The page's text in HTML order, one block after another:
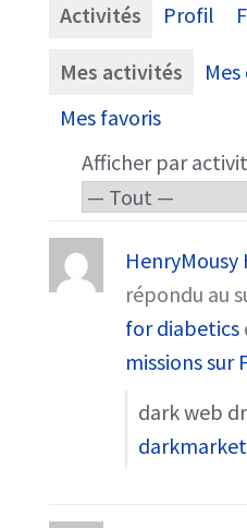
Activités Profil
Mes activités
Mes favoris
Afficher par
HenryMousy
répondu au
for diabetics
missions sur
dark web
darkmarket